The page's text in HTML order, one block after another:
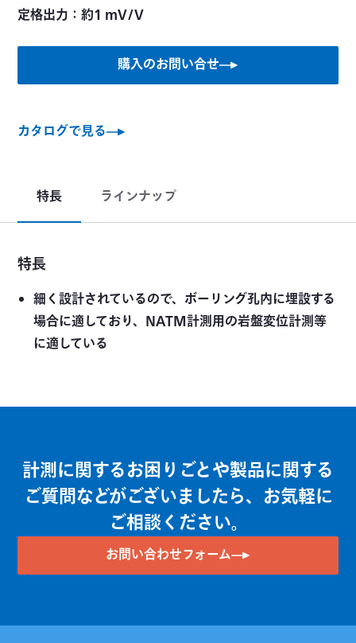
定格出力：約1 mV/V
購入のお問い合せ
カタログで見る
特長 ラインナップ
特長
細く設計されているので、ボーリング孔内に埋設する
場合に適しており、NATM計測用の岩盤変位計測等
に適している
計測に関するお困りごとや製品に関する
ご質問などがございましたら、お気軽に
ご相談ください。
お問い合わせフォーム